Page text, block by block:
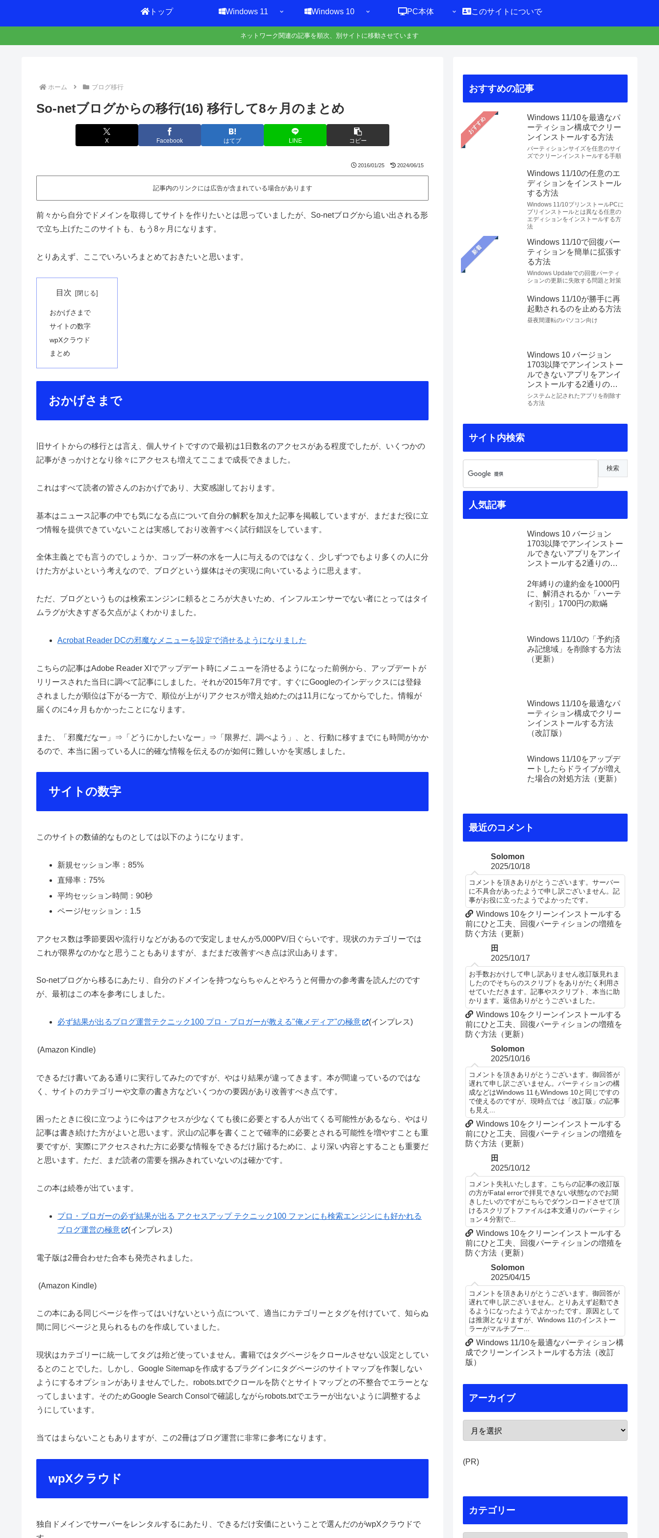
トップ Windows 11 Windows 10 PC本体 このサイトについて
ネットワーク関連の記事を順次、別サイトに移動させています
ホーム ブログ移行
So-netブログからの移行(16) 移行して8ヶ月のまとめ
X Facebook はてブ LINE コピー
2016/01/25 2024/06/15
記事内のリンクには広告が含まれている場合があります
前々から自分でドメインを取得してサイトを作りたいとは思っていましたが、So-netブログから追い出される形
で立ち上げたこのサイトも、もう8ヶ月になります。
とりあえず、ここでいろいろまとめておきたいと思います。
目次
おかげさまで
サイトの数字
wpXクラウド
まとめ
おかげさまで
旧サイトからの移行とは言え、個人サイトですので最初は1日数名のアクセスがある程度でしたが、いくつかの
記事がきっかけとなり徐々にアクセスも増えてここまで成長できました。
これはすべて読者の皆さんのおかげであり、大変感謝しております。
基本はニュース記事の中でも気になる点について自分の解釈を加えた記事を掲載していますが、まだまだ役に立
つ情報を提供できていないことは実感しており改善すべく試行錯誤をしています。
全体主義とでも言うのでしょうか、コップ一杯の水を一人に与えるのではなく、少しずつでもより多くの人に分
けた方がよいという考えなので、ブログという媒体はその実現に向いているように思えます。
ただ、ブログというものは検索エンジンに頼るところが大きいため、インフルエンサーでない者にとってはタイ
ムラグが大きすぎる欠点がよくわかりました。
Acrobat Reader DCの邪魔なメニューを設定で消せるようになりました
こちらの記事はAdobe Reader XIでアップデート時にメニューを消せるようになった前例から、アップデートが
リリースされた当日に調べて記事にしました。それが2015年7月です。すぐにGoogleのインデックスには登録
されましたが順位は下がる一方で、順位が上がりアクセスが増え始めたのは11月になってからでした。情報が
届くのに4ヶ月もかかったことになります。
また、「邪魔だなー」⇒「どうにかしたいなー」⇒「限界だ、調べよう」、と、行動に移すまでにも時間がかか
るので、本当に困っている人に的確な情報を伝えるのが如何に難しいかを実感しました。
サイトの数字
このサイトの数値的なものとしては以下のようになります。
新規セッション率：85%
直帰率：75%
平均セッション時間：90秒
ページ/セッション：1.5
アクセス数は季節要因や流行りなどがあるので安定しませんが5,000PV/日ぐらいです。現状のカテゴリーでは
これが限界なのかなと思うこともありますが、まだまだ改善すべき点は沢山あります。
So-netブログから移るにあたり、自分のドメインを持つならちゃんとやろうと何冊かの参考書を読んだのです
が、最初はこの本を参考にしました。
必ず結果が出るブログ運営テクニック100 プロ・ブロガーが教える"俺メディア"の極意 (インプレス)
(Amazon Kindle)
できるだけ書いてある通りに実行してみたのですが、やはり結果が違ってきます。本が間違っているのではな
く、サイトのカテゴリーや文章の書き方などいくつかの要因があり改善すべき点です。
困ったときに役に立つように今はアクセスが少なくても後に必要とする人が出てくる可能性があるなら、やはり
記事は書き続けた方がよいと思います。沢山の記事を書くことで確率的に必要とされる可能性を増やすことも重
要ですが、実際にアクセスされた方に必要な情報をできるだけ届けるために、より深い内容とすることも重要だ
と思います。ただ、まだ読者の需要を掴みきれていないのは確かです。
この本は続巻が出ています。
プロ・ブロガーの必ず結果が出る アクセスアップ テクニック100 ファンにも検索エンジンにも好かれる
ブログ運営の極意
(インプレス)
電子版は2冊合わせた合本も発売されました。
(Amazon Kindle)
この本にある同じページを作ってはいけないという点について、適当にカテゴリーとタグを付けていて、知らぬ
間に同じページと見られるものを作成していました。
現状はカテゴリーに統一してタグは殆ど使っていません。書籍ではタグページをクロールさせない設定としてい
るとのことでした。しかし、Google Sitemapを作成するプラグインにタグページのサイトマップを作製しない
ようにするオプションがありませんでした。robots.txtでクロールを防ぐとサイトマップとの不整合でエラーとな
ってしまいます。そのためGoogle Search Consolで確認しながらrobots.txtでエラーが出ないように調整するよ
うにしています。
当てはまらないこともありますが、この2冊はブログ運営に非常に参考になります。
wpXクラウド
独自ドメインでサーバーをレンタルするにあたり、できるだけ安価にということで選んだのがwpXクラウドで
おすすめの記事
おすすめ
Windows 11/10を最適なパ
ーティション構成でクリー
ンインストールする方法
パーティションサイズを任意のサイ
ズでクリーンインストールする手順
Windows 11/10の任意のエ
ディションをインストール
する方法
Windows 11/10プリンストールPCに
プリインストールとは異なる任意の
エディションをインストールする方
法
新着
Windows 11/10で回復パー
ティションを簡単に拡張す
る方法
Windows Updateでの回復パーティ
ションの更新に失敗する問題と対策
Windows 11/10が勝手に再
起動されるのを止める方法
昼夜間運転のパソコン向け
Windows 10 バージョン
1703以降でアンインストー
ルできないアプリをアンイ
ンストールする2通りの方
法
システムと記されたアプリを削除す
る方法
サイト内検索
人気記事
Windows 10 バージョン
1703以降でアンインストー
ルできないアプリをアンイ
ンストールする2通りの方
2年縛りの違約金を1000円
に、解消されるか「ハーテ
ィ割引」1700円の欺瞞
Windows 11/10の「予約済
み記憶域」を削除する方法
（更新）
Windows 11/10を最適なパ
ーティション構成でクリー
ンインストールする方法
（改訂版）
Windows 11/10をアップデ
ートしたらドライブが増え
た場合の対処方法（更新）
最近のコメント
Solomon
2025/10/18
コメントを頂きありがとうございます。サーバー
に不具合があったようで申し訳ございません。記
事がお役に立ったようでよかったです。
Windows 10をクリーンインストールする
前にひと工夫、回復パーティションの増殖を
防ぐ方法（更新）
田
2025/10/17
お手数おかけして申し訳ありません改訂版見れま
したのでそちらのスクリプトをありがたく利用さ
せていただきます。記事やスクリプト、本当に助
かります。返信ありがとうございました。
Windows 10をクリーンインストールする
前にひと工夫、回復パーティションの増殖を
防ぐ方法（更新）
Solomon
2025/10/16
コメントを頂きありがとうございます。御回答が
遅れて申し訳ございません。パーティションの構
成などはWindows 11もWindows 10と同じですの
で使えるのですが、現時点では「改訂版」の記事
も見え...
Windows 10をクリーンインストールする
前にひと工夫、回復パーティションの増殖を
防ぐ方法（更新）
田
2025/10/12
コメント失礼いたします。こちらの記事の改訂版
の方がFatal errorで拝見できない状態なのでお聞
きしたいのですがこちらでダウンロードさせて頂
けるスクリプトファイルは本文通りのパーティシ
ョン４分割で...
Windows 10をクリーンインストールする
前にひと工夫、回復パーティションの増殖を
防ぐ方法（更新）
Solomon
2025/04/15
コメントを頂きありがとうございます。御回答が
遅れて申し訳ございません。とりあえず起動でき
るようになったようでよかったです。原因として
は推測となりますが、Windows 11のインストー
ラーがマルチブー...
Windows 11/10を最適なパーティション構
成でクリーンインストールする方法（改訂
版）
アーカイブ
(PR)
カテゴリー